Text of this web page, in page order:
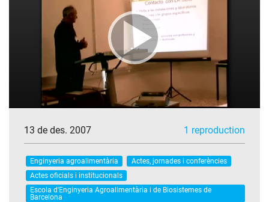
13 de des. 2007 1 reproduction
Enginyeria agroalimentària
Actes, jornades i conferències
Actes oficials i institucionals
Escola d'Enginyeria Agroalimentària i de Biosistemes de
Barcelona